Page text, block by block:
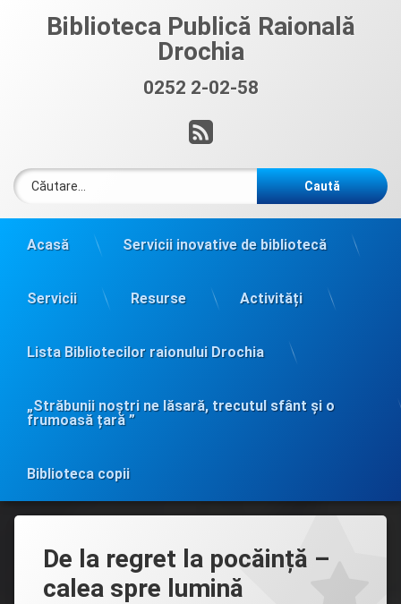
Biblioteca Publică Raională
Drochia
0252 2-02-58
RSS
Caută după:
Acasă Servicii inovative de bibliotecă
Servicii Resurse Activități
Lista Bibliotecilor raionului Drochia
„Străbunii noștri ne lăsară, trecutul sfânt și o
frumoasă țară ”
Biblioteca copii
De la regret la pocăință –
calea spre lumină